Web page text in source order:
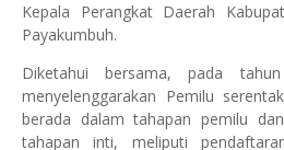
Kepala Perangkat Daerah
Payakumbuh.
Diketahui bersama, pada
menyelenggarakan Pemilu
berada dalam tahapan pemilu
tahapan inti, meliputi